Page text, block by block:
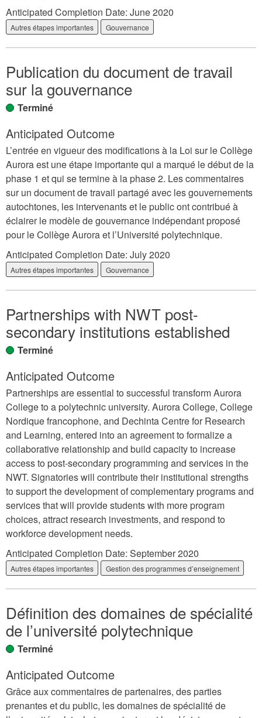
Anticipated Completion Date: June 2020
Autres étapes importantes Gouvernance
Publication du document de travail
sur la gouvernance
Terminé
Anticipated Outcome
L’entrée en vigueur des modifications à la Loi sur le Collège
Aurora est une étape importante qui a marqué le début de la
phase 1 et qui se termine à la phase 2. Les commentaires
sur un document de travail partagé avec les gouvernements
autochtones, les intervenants et le public ont contribué à
éclairer le modèle de gouvernance indépendant proposé
pour le Collège Aurora et l’Université polytechnique.
Anticipated Completion Date: July 2020
Autres étapes importantes Gouvernance
Partnerships with NWT post-
secondary institutions established
Terminé
Anticipated Outcome
Partnerships are essential to successful transform Aurora
College to a polytechnic university. Aurora College, College
Nordique francophone, and Dechinta Centre for Research
and Learning, entered into an agreement to formalize a
collaborative relationship and build capacity to increase
access to post-secondary programming and services in the
NWT. Signatories will contribute their institutional strengths
to support the development of complementary programs and
services that will provide students with more program
choices, attract research investments, and respond to
workforce development needs.
Anticipated Completion Date: September 2020
Autres étapes importantes Gestion des programmes d’enseignement
Définition des domaines de spécialité
de l’université polytechnique
Terminé
Anticipated Outcome
Grâce aux commentaires de partenaires, des parties
prenantes et du public, les domaines de spécialité de